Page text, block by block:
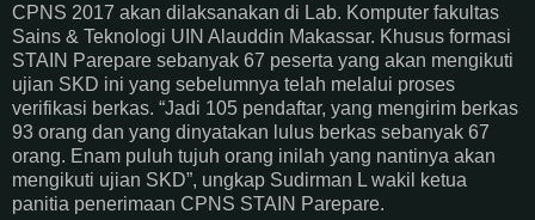
CPNS 2017 akan dilaksanakan di Lab. Komputer fakultas
Sains & Teknologi UIN Alauddin Makassar. Khusus formasi
STAIN Parepare sebanyak 67 peserta yang akan mengikuti
ujian SKD ini yang sebelumnya telah melalui proses
verifikasi berkas. “Jadi 105 pendaftar, yang mengirim berkas
93 orang dan yang dinyatakan lulus berkas sebanyak 67
orang. Enam puluh tujuh orang inilah yang nantinya akan
mengikuti ujian SKD”, ungkap Sudirman L wakil ketua
panitia penerimaan CPNS STAIN Parepare.